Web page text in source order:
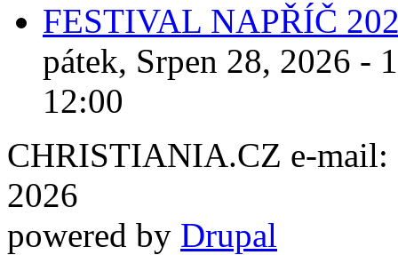
FESTIVAL NAPŘÍČ
pátek, Srpen 28, 2026 -
12:00
CHRISTIANIA.CZ e-mail:
2026
powered by Drupal